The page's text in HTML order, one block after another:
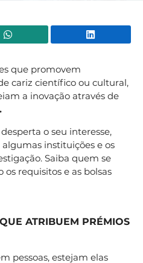
WhatsApp
que promovem
cariz científico ou cultural,
a inovação através de
o seu interesse,
instituições e os
Saiba quem se
os requisitos e as bolsas
ATRIBUEM PRÉMIOS
pessoas, estejam elas